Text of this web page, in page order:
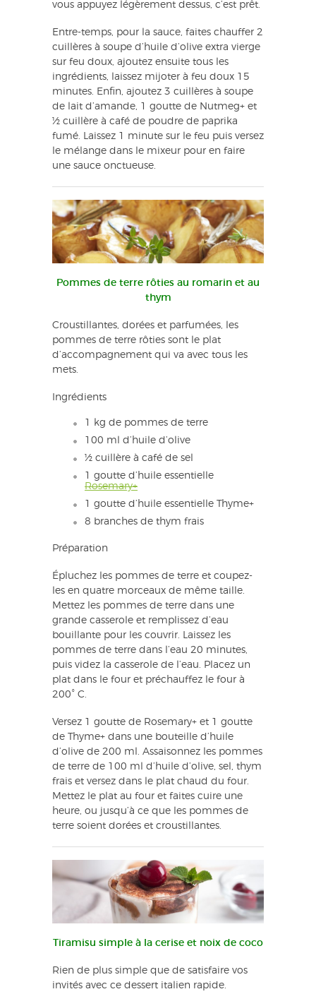
vous appuyez légèrement dessus, c’est prêt.
Entre-temps, pour la sauce, faites chauffer 2
cuillères à soupe d’huile d’olive extra vierge
sur feu doux, ajoutez ensuite tous les
ingrédients, laissez mijoter à feu doux 15
minutes. Enfin, ajoutez 3 cuillères à soupe
de lait d’amande, 1 goutte de Nutmeg+ et
½ cuillère à café de poudre de paprika
fumé. Laissez 1 minute sur le feu puis versez
le mélange dans le mixeur pour en faire
une sauce onctueuse.
Pommes de terre rôties au romarin et au
thym
Croustillantes, dorées et parfumées, les
pommes de terre rôties sont le plat
d’accompagnement qui va avec tous les
mets.
Ingrédients
1 kg de pommes de terre
100 ml d’huile d’olive
½ cuillère à café de sel
1 goutte d’huile essentielle
Rosemary+
1 goutte d’huile essentielle Thyme+
8 branches de thym frais
Préparation
Épluchez les pommes de terre et coupez-
les en quatre morceaux de même taille.
Mettez les pommes de terre dans une
grande casserole et remplissez d’eau
bouillante pour les couvrir. Laissez les
pommes de terre dans l’eau 20 minutes,
puis videz la casserole de l’eau. Placez un
plat dans le four et préchauffez le four à
200° C.
Versez 1 goutte de Rosemary+ et 1 goutte
de Thyme+ dans une bouteille d’huile
d’olive de 200 ml. Assaisonnez les pommes
de terre de 100 ml d’huile d’olive, sel, thym
frais et versez dans le plat chaud du four.
Mettez le plat au four et faites cuire une
heure, ou jusqu’à ce que les pommes de
terre soient dorées et croustillantes.
Tiramisu simple à la cerise et noix de coco
Rien de plus simple que de satisfaire vos
invités avec ce dessert italien rapide.